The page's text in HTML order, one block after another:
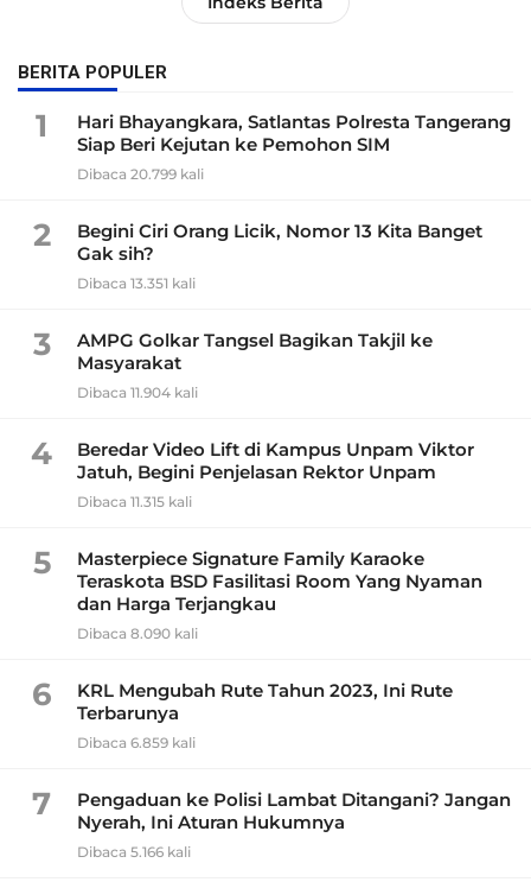
BERITA POPULER
1
Hari Bhayangkara, Satlantas Polresta Tangerang
Siap Beri Kejutan ke Pemohon SIM
Dibaca 20.799 kali
2
Begini Ciri Orang Licik, Nomor 13 Kita Banget
Gak sih?
Dibaca 13.351 kali
3
AMPG Golkar Tangsel Bagikan Takjil ke
Masyarakat
Dibaca 11.904 kali
4
Beredar Video Lift di Kampus Unpam Viktor
Jatuh, Begini Penjelasan Rektor Unpam
Dibaca 11.315 kali
5
Masterpiece Signature Family Karaoke
Teraskota BSD Fasilitasi Room Yang Nyaman
dan Harga Terjangkau
Dibaca 8.090 kali
6
KRL Mengubah Rute Tahun 2023, Ini Rute
Terbarunya
Dibaca 6.859 kali
7
Pengaduan ke Polisi Lambat Ditangani? Jangan
Nyerah, Ini Aturan Hukumnya
Dibaca 5.166 kali